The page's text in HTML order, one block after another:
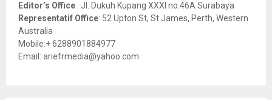
Editor’s Office : Jl. Dukuh Kupang XXXI no.46A Surabaya
Representatif Office: 52 Upton St, St James, Perth, Western
Australia
Mobile:+ 6288901884977
Email: ariefrmedia@yahoo.com